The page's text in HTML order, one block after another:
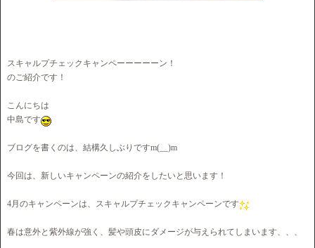
スキャルプチェックキャンペーーーーーン！
のご紹介です！
こんにちは
中島です
ブログを書くのは、結構久しぶりですm(__)m
今回は、新しいキャンペーンの紹介をしたいと思います！
4月のキャンペーンは、スキャルプチェックキャンペーンです
春は意外と紫外線が強く、髪や頭皮にダメージが与えられてしまいます、、、